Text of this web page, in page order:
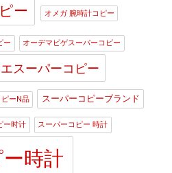
ー オメガ 腕時計コピー
ー オーデマピゲスーパーコピー
スーパーコピー
ーN品 スーパーコピーブランド
ー时计 スーパーコピー 時計
時計